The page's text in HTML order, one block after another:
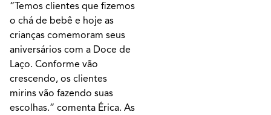
“Temos clientes que fizemos
o chá de bebê e hoje as
crianças comemoram seus
aniversários com a Doce de
Laço. Conforme vão
crescendo, os clientes
mirins vão fazendo suas
escolhas.” comenta Érica. As